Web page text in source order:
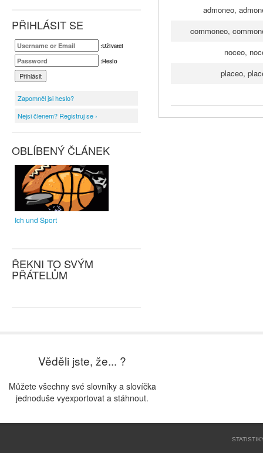
PŘIHLÁSIT SE
:Uživatel
:Heslo
Zapomněl jsi heslo?
Nejsi členem? Registruj se ›
OBLÍBENÝ ČLÁNEK
Ich und Sport
ŘEKNI TO SVÝM
PŘÁTELŮM
admoneo,
commoneo,
noceo,
placeo,
Věděli jste, že... ?
Můžete všechny své slovníky a slovíčka
jednoduše vyexportovat a stáhnout.